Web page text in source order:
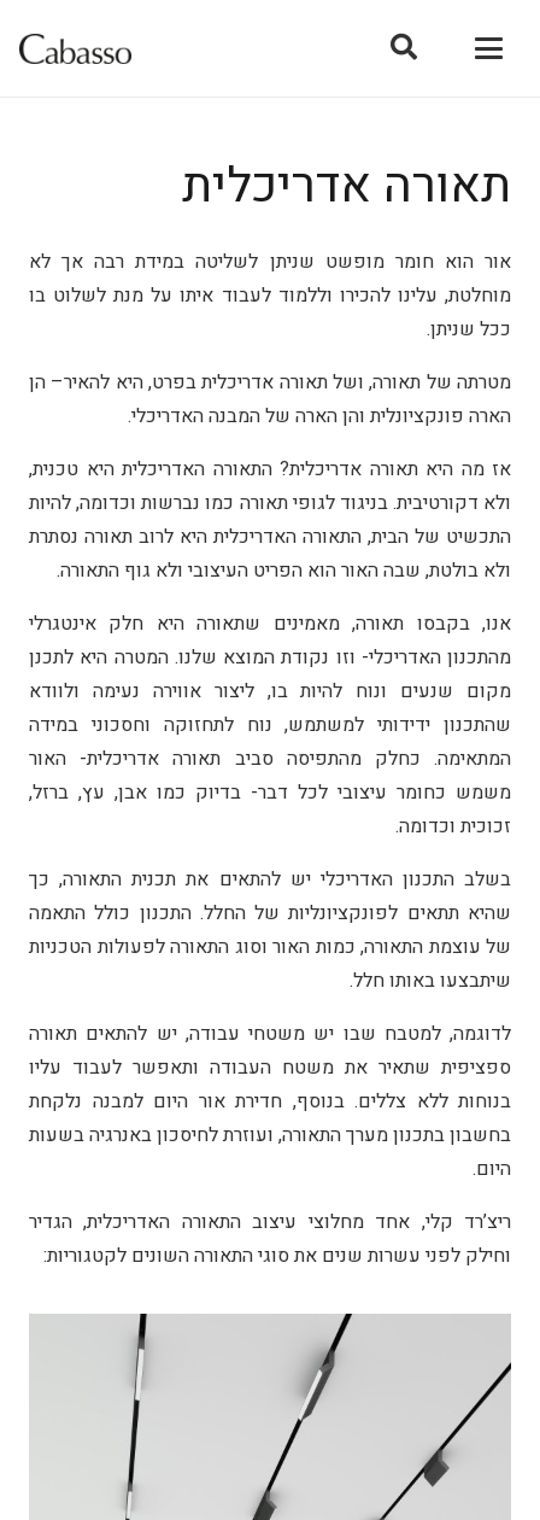
תאורה אדריכלית
אור הוא חומר מופשט שניתן לשליטה במידת רבה אך לא
מוחלטת, עלינו להכירו וללמוד לעבוד איתו על מנת לשלוט בו
ככל שניתן.
מטרתה של תאורה, ושל תאורה אדריכלית בפרט, היא להאיר– הן
הארה פונקציונלית והן הארה של המבנה האדריכלי.
אז מה היא תאורה אדריכלית? התאורה האדריכלית היא טכנית,
ולא דקורטיבית. בניגוד לגופי תאורה כמו נברשות וכדומה, להיות
התכשיט של הבית, התאורה האדריכלית היא לרוב תאורה נסתרת
ולא בולטת, שבה האור הוא הפריט העיצובי ולא גוף התאורה.
אנו, בקבסו תאורה, מאמינים שתאורה היא חלק אינטגרלי
מהתכנון האדריכלי- וזו נקודת המוצא שלנו. המטרה היא לתכנן
מקום שנעים ונוח להיות בו, ליצור אווירה נעימה ולוודא
שהתכנון ידידותי למשתמש, נוח לתחזוקה וחסכוני במידה
המתאימה. כחלק מהתפיסה סביב תאורה אדריכלית- האור
משמש כחומר עיצובי לכל דבר- בדיוק כמו אבן, עץ, ברזל,
זכוכית וכדומה.
בשלב התכנון האדריכלי יש להתאים את תכנית התאורה, כך
שהיא תתאים לפונקציונליות של החלל. התכנון כולל התאמה
של עוצמת התאורה, כמות האור וסוג התאורה לפעולות הטכניות
שיתבצעו באותו חלל.
לדוגמה, למטבח שבו יש משטחי עבודה, יש להתאים תאורה
ספציפית שתאיר את משטח העבודה ותאפשר לעבוד עליו
בנוחות ללא צללים. בנוסף, חדירת אור היום למבנה נלקחת
בחשבון בתכנון מערך התאורה, ועוזרת לחיסכון באנרגיה בשעות
היום.
ריצ’רד קלי, אחד מחלוצי עיצוב התאורה האדריכלית, הגדיר
וחילק לפני עשרות שנים את סוגי התאורה השונים לקטגוריות: